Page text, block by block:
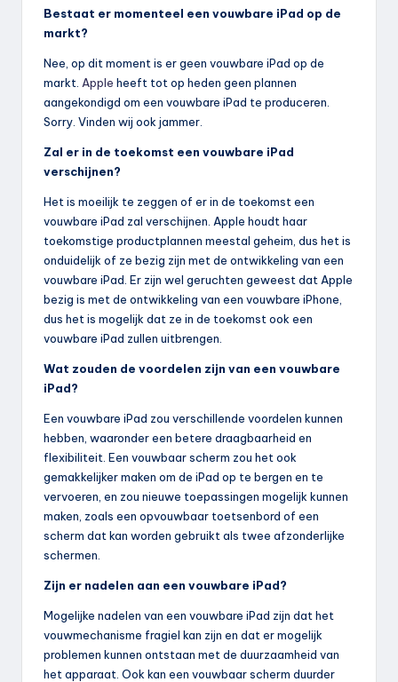
Bestaat er momenteel een vouwbare iPad op de
markt?
Nee, op dit moment is er geen vouwbare iPad op de
markt. Apple heeft tot op heden geen plannen
aangekondigd om een vouwbare iPad te produceren.
Sorry. Vinden wij ook jammer.
Zal er in de toekomst een vouwbare iPad
verschijnen?
Het is moeilijk te zeggen of er in de toekomst een
vouwbare iPad zal verschijnen. Apple houdt haar
toekomstige productplannen meestal geheim, dus het is
onduidelijk of ze bezig zijn met de ontwikkeling van een
vouwbare iPad. Er zijn wel geruchten geweest dat Apple
bezig is met de ontwikkeling van een vouwbare iPhone,
dus het is mogelijk dat ze in de toekomst ook een
vouwbare iPad zullen uitbrengen.
Wat zouden de voordelen zijn van een vouwbare
iPad?
Een vouwbare iPad zou verschillende voordelen kunnen
hebben, waaronder een betere draagbaarheid en
flexibiliteit. Een vouwbaar scherm zou het ook
gemakkelijker maken om de iPad op te bergen en te
vervoeren, en zou nieuwe toepassingen mogelijk kunnen
maken, zoals een opvouwbaar toetsenbord of een
scherm dat kan worden gebruikt als twee afzonderlijke
schermen.
Zijn er nadelen aan een vouwbare iPad?
Mogelijke nadelen van een vouwbare iPad zijn dat het
vouwmechanisme fragiel kan zijn en dat er mogelijk
problemen kunnen ontstaan met de duurzaamheid van
het apparaat. Ook kan een vouwbaar scherm duurder